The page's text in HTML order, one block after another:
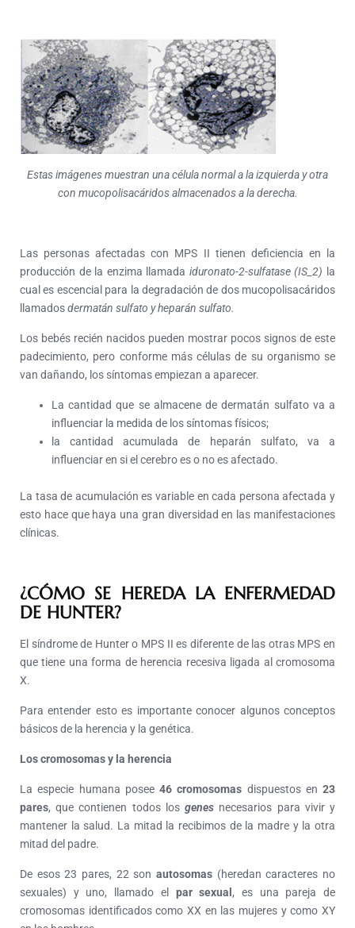
Estas imágenes muestran una célula normal a la izquierda y otra
con mucopolisacáridos almacenados a la derecha.
Las personas afectadas con MPS II tienen deficiencia en la
producción de la enzima llamada iduronato-2-sulfatase (IS_2) la
cual es escencial para la degradación de dos mucopolisacáridos
llamadosdermatán sulfato y heparán sulfato.
Los bebés recién nacidos pueden mostrar pocos signos de este
padecimiento, pero conforme más células de su organismo se
van dañando, los síntomas empiezan a aparecer.
La cantidad que se almacene de dermatán sulfato va a
influenciar la medida de los síntomas físicos;
la cantidad acumulada de heparán sulfato, va a
influenciar en si el cerebro es o no es afectado.
La tasa de acumulación es variable en cada persona afectada y
esto hace que haya una gran diversidad en las manifestaciones
clínicas.
¿CÓMO SE HEREDA LA ENFERMEDAD
DE HUNTER?
El síndrome de Hunter o MPS II es diferente de las otras MPS en
que tiene una forma de herencia recesiva ligada al cromosoma
X.
Para entender esto es importante conocer algunos conceptos
básicos de la herencia y la genética.
Los cromosomas y la herencia
La especie humana posee 46 cromosomas dispuestos en 23
pares, que contienen todos losgenes necesarios para vivir y
mantener la salud. La mitad la recibimos de la madre y la otra
mitad del padre.
De esos 23 pares, 22 son autosomas (heredan caracteres no
sexuales) y uno, llamado el par sexual, es una pareja de
cromosomas identificados como XX en las mujeres y como XY